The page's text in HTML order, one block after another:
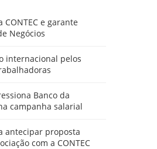
e garante
Negócios
internacional pelos
Banco da
campanha salarial
antecipar proposta
com a CONTEC